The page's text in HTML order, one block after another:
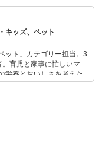
キッズ、ペット
ット」カテゴリー担当。3
育児と家事に忙しいママ
栄養とおいしさを考えた
イムを楽しむためのスイ